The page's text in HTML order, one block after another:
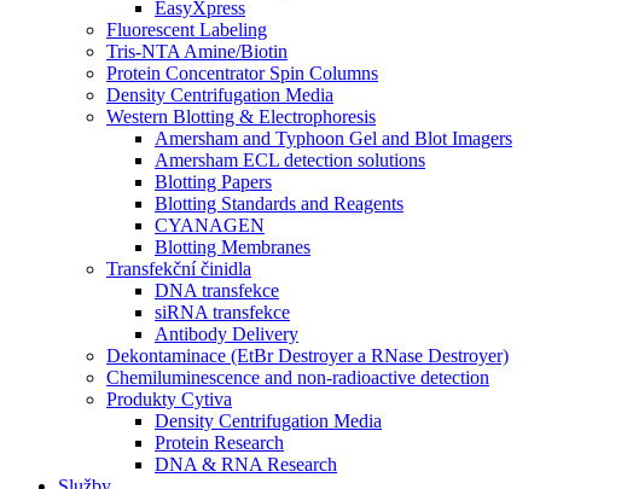
EasyXpress
Fluorescent Labeling
Tris-NTA Amine/Biotin
Protein Concentrator Spin Columns
Density Centrifugation Media
Western Blotting & Electrophoresis
Amersham and Typhoon Gel and Blot Imagers
Amersham ECL detection solutions
Blotting Papers
Blotting Standards and Reagents
CYANAGEN
Blotting Membranes
Transfekční činidla
DNA transfekce
siRNA transfekce
Antibody Delivery
Dekontaminace (EtBr Destroyer a RNase Destroyer)
Chemiluminescence and non-radioactive detection
Produkty Cytiva
Density Centrifugation Media
Protein Research
DNA & RNA Research